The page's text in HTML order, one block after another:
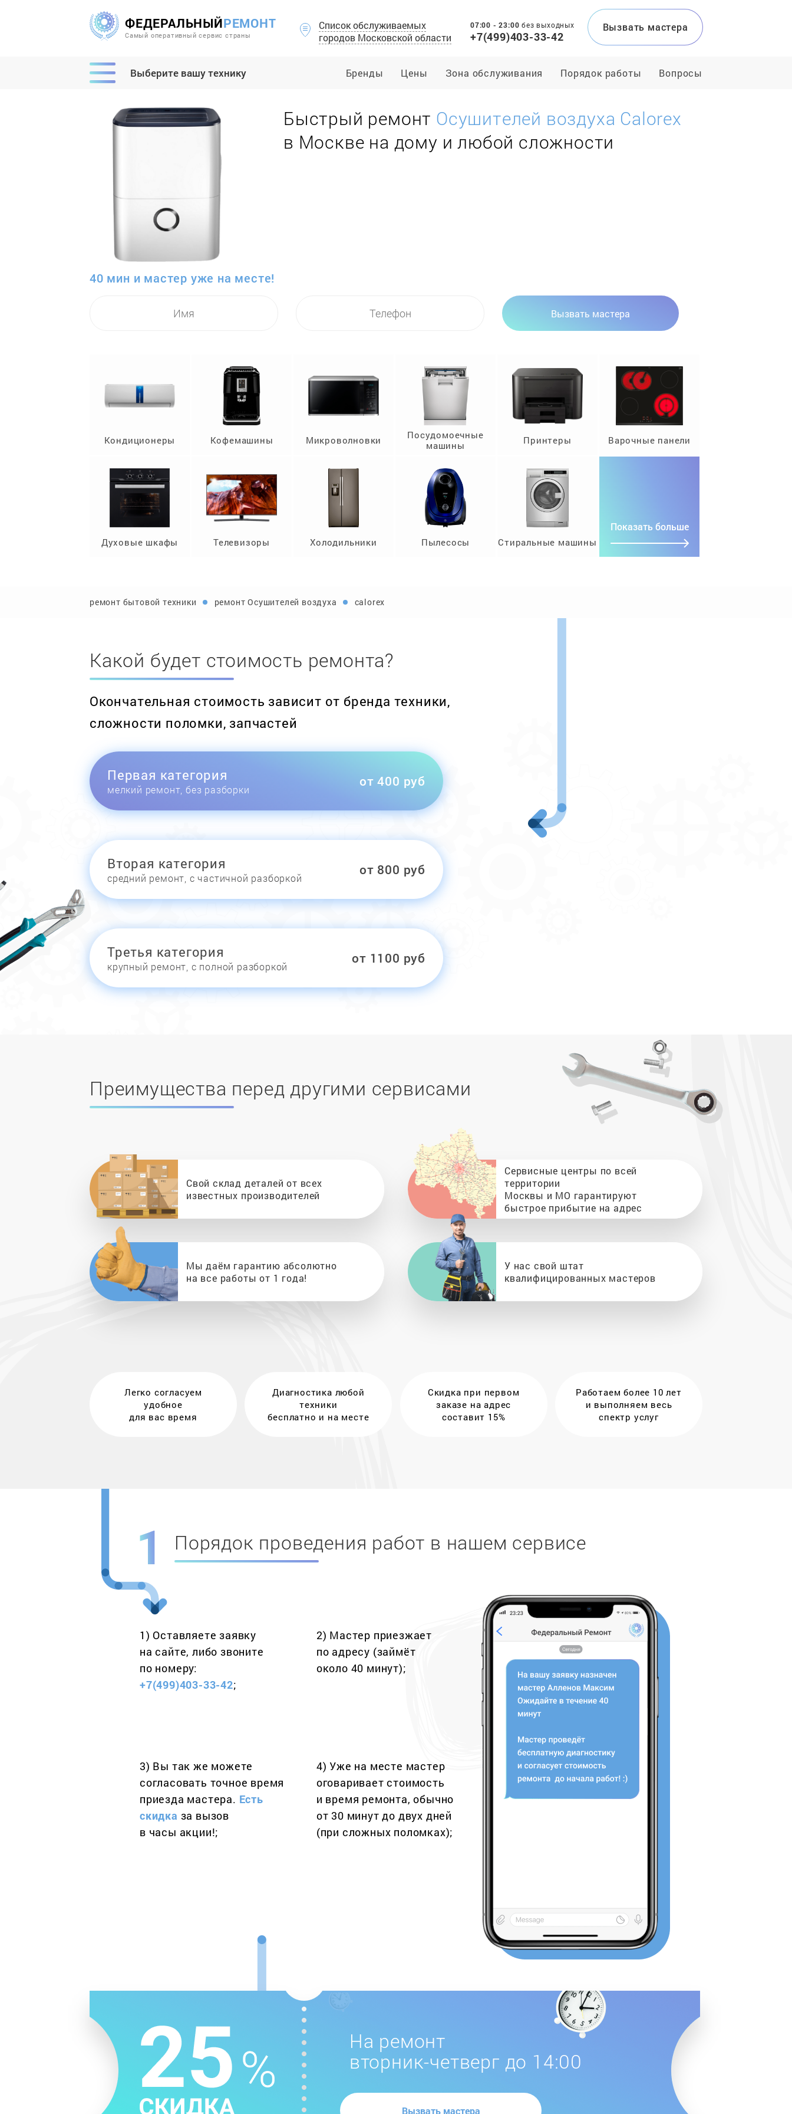
ФЕДЕРАЛЬНЫЙРЕМОНТ
Самый оперативный сервис страны
Список обслуживаемых
городов Московской области
07:00 - 23:00без выходных
+7(499)403-33-42
Вызвать мастера
Выберите вашу технику Бренды Цены Зона обслуживания Порядок работы Вопросы
Быстрый ремонт Осушителей воздуха Calorex
в Москве на дому и любой сложности
40 мин и мастер уже на месте!
Вызвать мастера
Кондиционеры Кофемашины Микроволновки
Посудомоечные
машины
Принтеры Варочные панели
Духовые шкафы Телевизоры Холодильники Пылесосы Стиральные машины
Показать больше
ремонт бытовой техники ремонт Осушителей воздуха calorex
Какой будет стоимость ремонта?
Окончательная стоимость зависит от бренда техники,
сложности поломки, запчастей
Первая категория
мелкий ремонт, без разборки
от 400 руб
Вторая категория
средний ремонт, с частичной разборкой
от 800 руб
Третья категория
крупный ремонт, с полной разборкой
от 1100 руб
Преимущества перед другими сервисами
Свой склад деталей от всех
известных производителей
Сервисные центры по всей
территории
Москвы и МО гарантируют
быстрое прибытие на адрес
Мы даём гарантию абсолютно
на все работы от 1 года!
У нас свой штат
квалифицированных мастеров
Легко согласуем
удобное
для вас время
Диагностика любой
техники
бесплатно и на месте
Скидка при первом
заказе на адрес
составит 15%
Работаем более 10 лет
и выполняем весь
спектр услуг
Порядок проведения работ в нашем сервисе
1) Оставляете заявку
на сайте, либо звоните
по номеру:
+7(499)403-33-42;
2) Мастер приезжает
по адресу (займёт
около 40 минут);
3) Вы так же можете
согласовать точное время
приезда мастера. Есть
скидка за вызов
в часы акции!;
4) Уже на месте мастер
оговаривает стоимость
и время ремонта, обычно
от 30 минут до двух дней
(при сложных поломках);
На ремонт
вторник-четверг до 14:00
Вызвать мастера